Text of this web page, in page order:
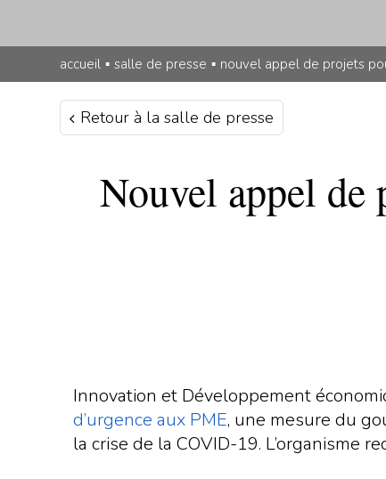
accueil ▪ salle de presse ▪ nouvel appel de projets
Retour à la salle de presse
Nouvel appel de
Innovation et Développement
d’urgence aux PME, une mesure du
la crise de la COVID-19. L’organisme